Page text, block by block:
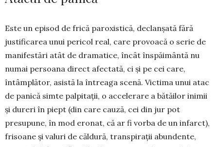
Este un episod de frică paroxistică, declanșată fără
justificarea unui pericol real, care provoacă o serie de
manifestări atât de dramatice, încât în­spăimântă nu
numai persoana direct afectată, ci și pe cei care,
întâmplător, asistă la întreaga scenă. Victima unui atac
de panică simte palpitații, o accelerare a bătăilor inimii
și dureri în piept (din care cauză, cei din jur pot
presupune, în mod ero­nat, că ar fi vorba de un infarct),
frisoane și valuri de căldură, transpirații abundente,